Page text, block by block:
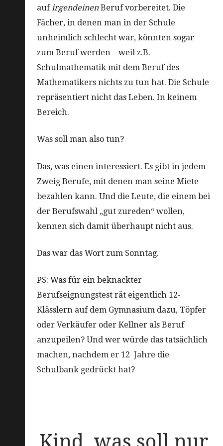
aufirgendeinenBeruf vorbereitet. Die
Fächer, in denen man in der Schule
unheimlich schlecht war, könnten sogar
zum Beruf werden – weil z.B.
Schulmathematik mit dem Beruf des
Mathematikers nichts zu tun hat. Die Schule
repräsentiert nicht das Leben. In keinem
Bereich.
Was soll man also tun?
Das, was einen interessiert. Es gibt in jedem
Zweig Berufe, mit denen man seine Miete
bezahlen kann. Und die Leute, die einem bei
der Berufswahl „gut zureden“ wollen,
kennen sich damit überhaupt nicht aus.
Das war das Wort zum Sonntag.
PS: Was für ein beknackter
Berufseignungstest rät eigentlich 12-
Klässlern auf dem Gymnasium dazu, Töpfer
oder Verkäufer oder Kellner als Beruf
anzupeilen? Und wer würde das tatsächlich
machen, nachdem er 12 Jahre die
Schulbank gedrückt hat?